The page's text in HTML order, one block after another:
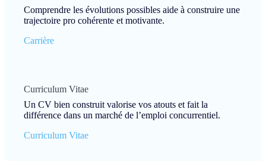
Comprendre les évolutions possibles aide à construire une
trajectoire pro cohérente et motivante.
Carrière
Curriculum Vitae
Un CV bien construit valorise vos atouts et fait la
différence dans un marché de l’emploi concurrentiel.
Curriculum Vitae